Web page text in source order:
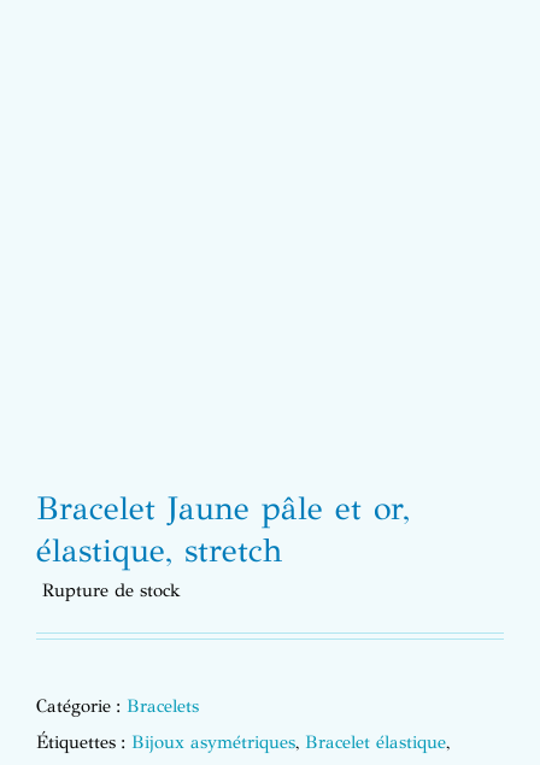
Bracelet Jaune pâle et or,
élastique, stretch
Rupture de stock
Catégorie : Bracelets
Étiquettes : Bijoux asymétriques, Bracelet élastique,